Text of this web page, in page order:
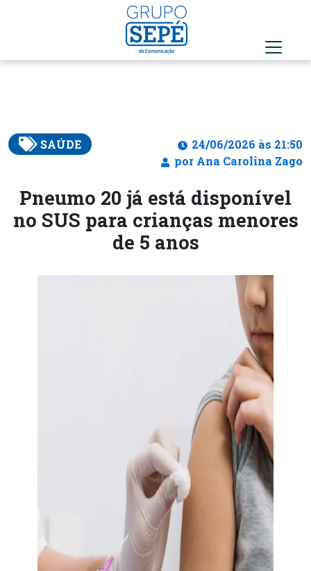
SAÚDE
24/06/2026 às 21:50
por Ana Carolina Zago
Pneumo 20 já está disponível
no SUS para crianças menores
de 5 anos